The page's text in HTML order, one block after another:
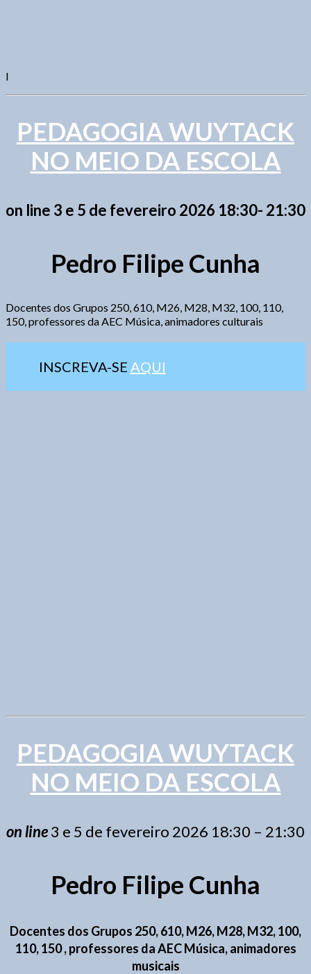
I
PEDAGOGIA WUYTACK
NO MEIO DA ESCOLA
on line 3 e 5 de fevereiro 2026 18:30- 21:30
Pedro Filipe Cunha
Docentes dos Grupos 250, 610, M26, M28, M32, 100, 110,
150, professores da AEC Música, animadores culturais
INSCREVA-SE AQUI
PEDAGOGIA WUYTACK
NO MEIO DA ESCOLA
on line3 e 5 de fevereiro 2026 18:30 – 21:30
Pedro Filipe Cunha
Docentes dos Grupos 250,610, M26, M28, M32, 100,
110, 150 , professores da AEC Música, animadores
musicais